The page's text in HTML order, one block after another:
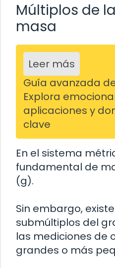
Múltiplos de
masa
Leer más
Guía avanzada
Explora
aplicaciones y
clave
En el sistema
fundamental de
(g).
Sin embargo,
submúltiplos del
las mediciones de
grandes o más